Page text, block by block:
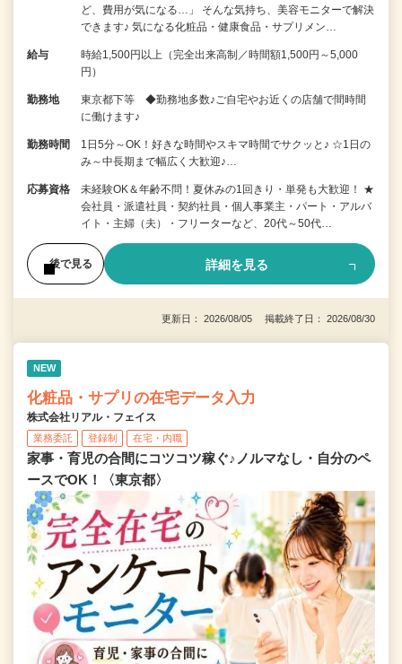
ど、費用が気になる…」 そんな気持ち、美容モニターで解決
できます♪ 気になる化粧品・健康食品・サプリメン…
給与
時給1,500円以上（完全出来高制／時間額1,500円～5,000
円）
勤務地
東京都下等 ◆勤務地多数♪ご自宅やお近くの店舗で間時間
に働けます♪
勤務時間
1日5分～OK！好きな時間やスキマ時間でサクッと♪ ☆1日の
み～中長期まで幅広く大歓迎♪…
応募資格
未経験OK＆年齢不問！夏休みの1回きり・単発も大歓迎！ ★
会社員・派遣社員・契約社員・個人事業主・パート・アルバ
イト・主婦（夫）・フリーターなど、20代～50代…
後で見る 詳細を見る
更新日： 2026/08/05 掲載終了日： 2026/08/30
NEW
化粧品・サプリの在宅データ入力
株式会社リアル・フェイス
業務委託 登録制 在宅・内職
家事・育児の合間にコツコツ稼ぐ♪ノルマなし・自分のペ
ースでOK！〈東京都〉